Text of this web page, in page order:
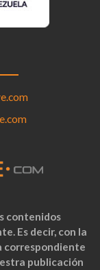
contenidos
Es decir, con la
correspondiente
publicación